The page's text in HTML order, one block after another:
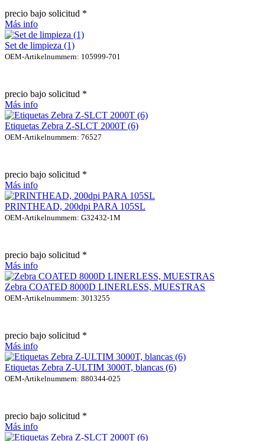
precio bajo solicitud *
Más info
Set de limpieza (1)
OEM-Artikelnummern: 105999-701
precio bajo solicitud *
Más info
Etiquetas Zebra Z-SLCT 2000T (6)
OEM-Artikelnummern: 76527
precio bajo solicitud *
Más info
PRINTHEAD, 200dpi PARA 105SL
OEM-Artikelnummern: G32432-1M
precio bajo solicitud *
Más info
Zebra COATED 8000D LINERLESS, MUESTRAS
OEM-Artikelnummern: 3013255
precio bajo solicitud *
Más info
Etiquetas Zebra Z-ULTIM 3000T, blancas (6)
OEM-Artikelnummern: 880344-025
precio bajo solicitud *
Más info